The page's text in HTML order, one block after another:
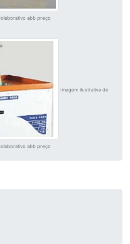
abb preço
Imagem ilustrativa de
abb preço